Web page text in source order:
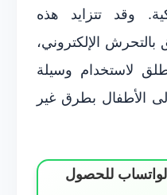
وقد تتزايد هذه
الإلكتروني،
لاستخدام وسيلة
الأطفال بطرق غير
للحصول